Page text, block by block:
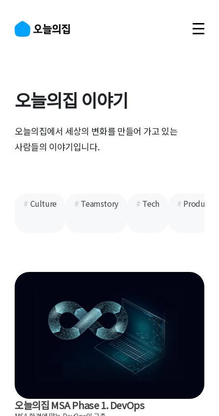
오늘의집 이야기
오늘의집에서 세상의 변화를 만들어 가고 있는
사람들의 이야기입니다.
# Culture # Teamstory # Tech # Product
오늘의집 MSA Phase 1. DevOps